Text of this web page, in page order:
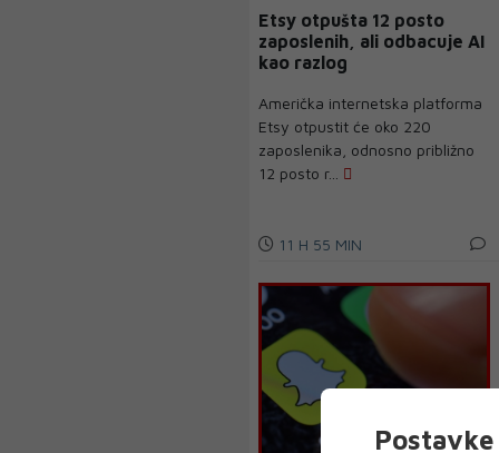
Etsy otpušta 12 posto
zaposlenih, ali odbacuje AI
kao razlog
Američka internetska platforma
Etsy otpustit će oko 220
zaposlenika, odnosno približno
12 posto r...
11 H 55 MIN